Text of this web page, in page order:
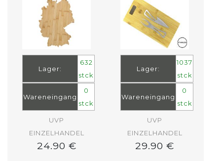
Lager:
632
stck
Wareneingang
0
stck
UVP
EINZELHANDEL
24.90 €
Lager:
1037
stck
Wareneingang
0
stck
UVP
EINZELHANDEL
29.90 €